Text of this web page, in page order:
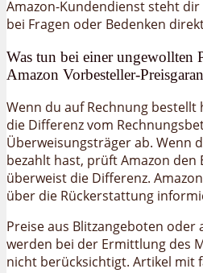
Amazon-Kundendienst steht
bei Fragen oder Bedenken
Was tun bei einer ungewollten
Amazon Vorbesteller-
Wenn du auf Rechnung bestellt
die Differenz vom
Überweisungsträger ab. Wenn
bezahlt hast, prüft Amazon
überweist die Differenz.
über die Rückerstattung
Preise aus Blitzangeboten oder
werden bei der Ermittlung des
nicht berücksichtigt. Artikel mit